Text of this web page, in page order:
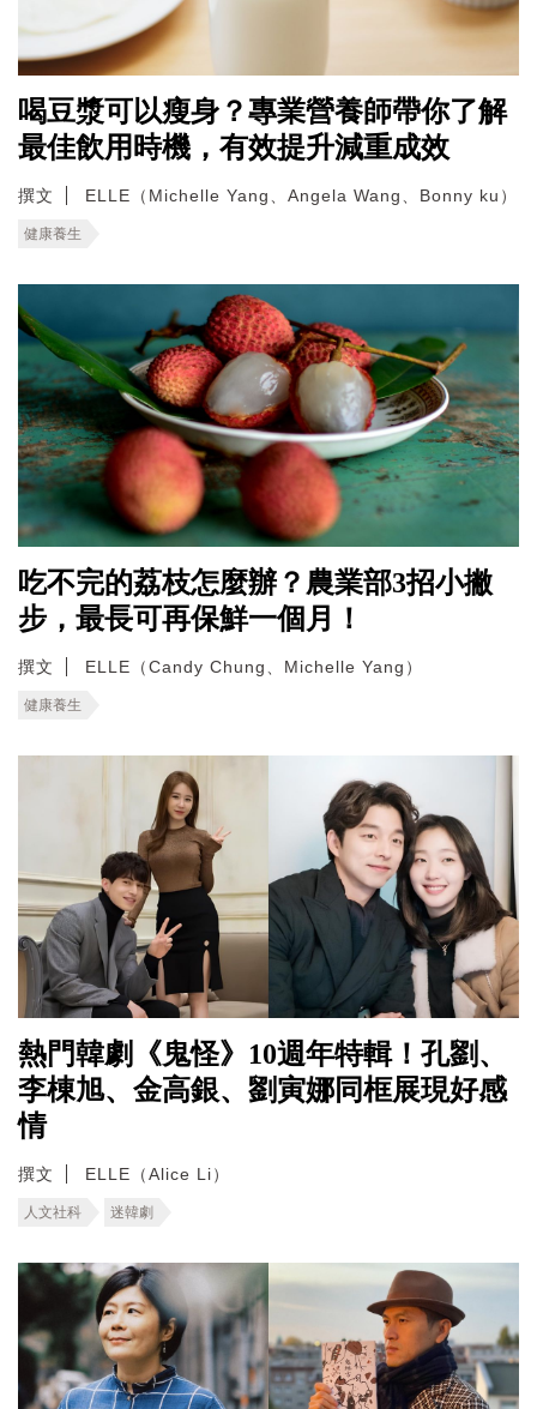
喝豆漿可以瘦身？專業營養師帶你了解
最佳飲用時機，有效提升減重成效
撰文 ELLE（Michelle Yang、Angela Wang、Bonny ku）
健康養生
吃不完的荔枝怎麼辦？農業部3招小撇
步，最長可再保鮮一個月！
撰文 ELLE（Candy Chung、Michelle Yang）
健康養生
熱門韓劇《鬼怪》10週年特輯！孔劉、
李棟旭、金高銀、劉寅娜同框展現好感
情
撰文 ELLE（Alice Li）
人文社科 迷韓劇